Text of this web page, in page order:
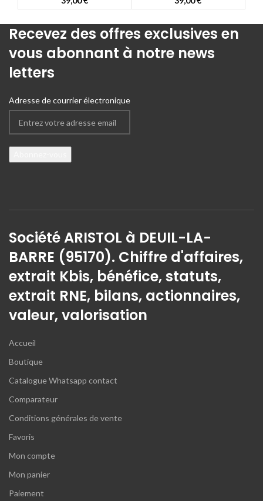
Recevez des offres exclusives en
vous abonnant à notre news
letters
Adresse de courrier électronique
Société ARISTOL à DEUIL-LA-
BARRE (95170). Chiffre d'affaires,
extrait Kbis, bénéfice, statuts,
extrait RNE, bilans, actionnaires,
valeur, valorisation
Accueil
Boutique
Catalogue Whatsapp contact
Comparateur
Conditions générales de vente
Favoris
Mon compte
Mon panier
Paiement